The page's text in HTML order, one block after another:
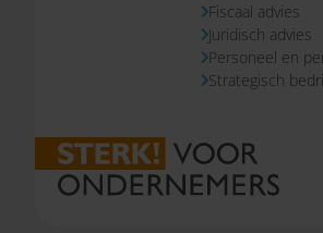
Fiscaal advies
Juridisch advies
Personeel en
Strategisch